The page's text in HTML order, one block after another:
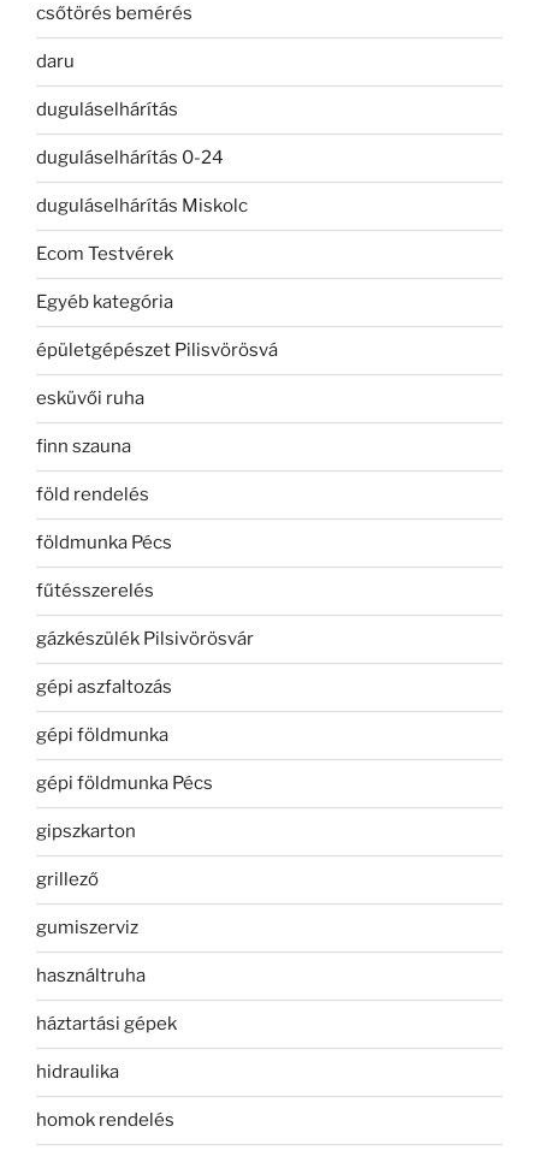
csőtörés bemérés
daru
duguláselhárítás
duguláselhárítás 0-24
duguláselhárítás Miskolc
Ecom Testvérek
Egyéb kategória
épületgépészet Pilisvörösvá
esküvői ruha
finn szauna
föld rendelés
földmunka Pécs
fűtésszerelés
gázkészülék Pilsivörösvár
gépi aszfaltozás
gépi földmunka
gépi földmunka Pécs
gipszkarton
grillező
gumiszerviz
használtruha
háztartási gépek
hidraulika
homok rendelés